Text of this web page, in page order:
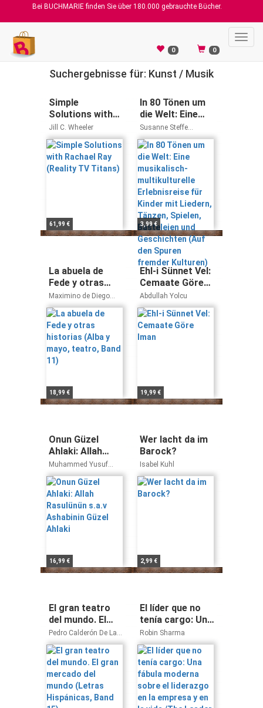
Bei BUCHMARIE finden Sie über 180.000 gebrauchte Bücher.
0 0
Suchergebnisse für: Kunst / Musik
Simple
Solutions with
Rachael Ray
(Reality TV
Titans)
Jill C. Wheeler
61,99 €
In 80 Tönen um
die Welt: Eine
musikalisch-
multikulturelle
Erlebnisreise für
Kinder mit
Liedern, Tänzen,
Spielen,
Basteleien und
Geschichten
(Auf den Spuren
fremder
Kulturen)
Susanne Steffe
Hartmut E. Höfele
3,99 €
La abuela de
Fede y otras
historias (Alba y
mayo, teatro,
Band 11)
Maximino de Diego
Pérez
18,99 €
Ehl-i Sünnet Vel:
Cemaate Göre
Iman
Abdullah Yolcu
19,99 €
Onun Güzel
Ahlaki: Allah
Rasulünün s.a.v
Ashabinin Güzel
Ahlaki
Muhammed Yusuf
Kandehlevi
16,99 €
Wer lacht da im
Barock?
Isabel Kuhl
2,99 €
El gran teatro
del mundo. El
gran mercado
del mundo
(Letras
Hispánicas, Band
15)
Pedro Calderón De La
Barca
El líder que no
tenía cargo: Una
fábula moderna
sobre el
liderazgo en la
empresa y en la
vida /The Leader
Who Had No
Title (Clave)
Robin Sharma